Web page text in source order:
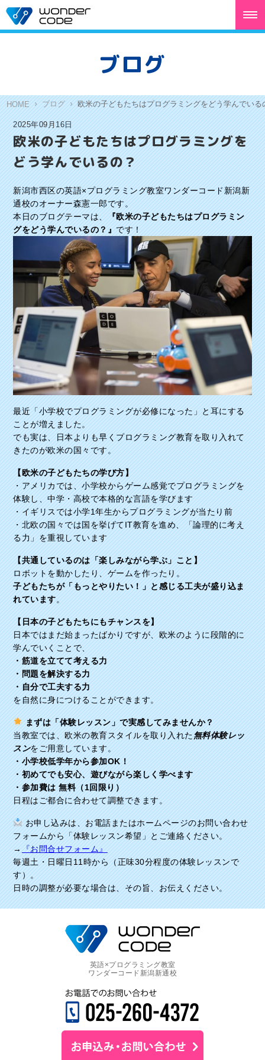
ブログ
HOME ブログ 欧米の子どもたちはプログラミングをどう学んでいる
2025年09月16日
欧米の子どもたちはプログラミングを
どう学んでいるの？
新潟市西区の英語×プログラミング教室ワンダーコード新潟新
通校のオーナー森憲一郎です。
本日のブログテーマは、『欧米の子どもたちはプログラミン
グをどう学んでいるの？』です！
最近「小学校でプログラミングが必修になった」と耳にする
ことが増えました。
でも実は、日本よりも早くプログラミング教育を取り入れて
きたのが欧米の国々です。
【欧米の子どもたちの学び方】
・アメリカでは、小学校からゲーム感覚でプログラミングを
体験し、中学・高校で本格的な言語を学びます
・イギリスでは小学1年生からプログラミングが当たり前
・北欧の国々では国を挙げてIT教育を進め、「論理的に考え
る力」を重視しています
【共通しているのは「楽しみながら学ぶ」こと】
ロボットを動かしたり、ゲームを作ったり。
子どもたちが「もっとやりたい！」と感じる工夫が盛り込ま
れています。
【日本の子どもたちにもチャンスを】
日本ではまだ始まったばかりですが、欧米のように段階的に
学んでいくことで、
・筋道を立てて考える力
・問題を解決する力
・自分で工夫する力
を自然に身につけることができます。
まずは「体験レッスン」で実感してみませんか？
当教室では、欧米の教育スタイルを取り入れた無料体験レッ
スンをご用意しています。
・小学校低学年から参加OK！
・初めてでも安心、遊びながら楽しく学べます
・参加費は 無料（1回限り）
日程はご都合に合わせて調整できます。
お申し込みは、お電話またはホームページのお問い合わせ
フォームから「体験レッスン希望」とご連絡ください。
→『お問合せフォーム』
毎週土・日曜日11時から（正味30分程度の体験レッスンで
す）。
日時の調整が必要な場合は、その旨、お伝えください。
英語×プログラミング教室
ワンダーコード新潟新通校